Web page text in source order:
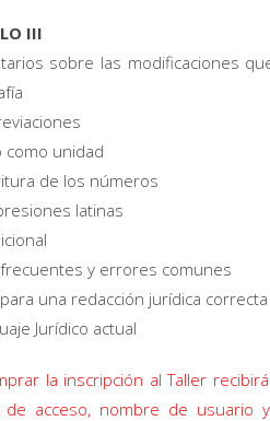
III
sobre las modificaciones
como unidad
de los números
latinas
y errores comunes
una redacción jurídica correcta
Jurídico actual
la inscripción al Taller
de acceso, nombre de usuario